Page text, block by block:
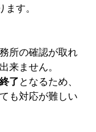
す。
所の確認が取れ
来ません。
了となるため、
も対応が難しい